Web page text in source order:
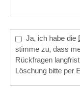
Ja, ich habe die
stimme zu, dass
Rückfragen langfristig
Löschung bitte per